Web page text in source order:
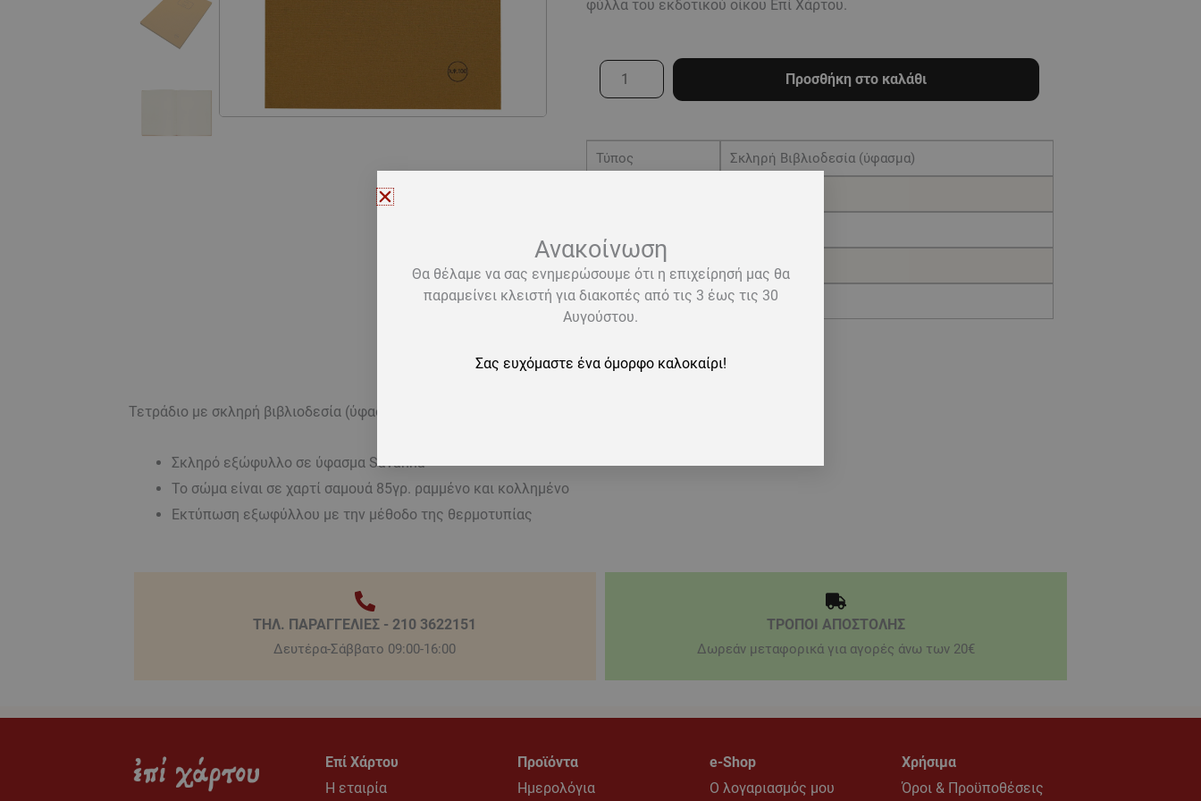
φύλλα του εκδοτικού οίκου Επί Χάρτου.
με
Φύλλων
(20,5x27)
Μουσταρδί
με
φύλλα
Προσθήκη στο καλάθι
Τύπος Σκληρή Βιβλιοδεσία (ύφασμα)
Γραμμογράφηση Λευκά Φύλλα
Αριθμός Φύλλων 100
Τετράδιο με σκληρή βιβλιοδεσία (ύφασμα) 100 λευκών φύλλων με την ποιότητα Επί Χάρτου.
Σκληρό εξώφυλλο σε ύφασμα Savanna
Το σώμα είναι σε χαρτί σαμουά 85γρ. ραμμένο και κολλημένο
Εκτύπωση εξωφύλλου με την μέθοδο της θερμοτυπίας
ΤΗΛ. ΠΑΡΑΓΓΕΛΙΕΣ - 210 3622151
Δευτέρα-Σάββατο 09:00-16:00
ΤΡΟΠΟΙ ΑΠΟΣΤΟΛΗΣ
Δωρεάν μεταφορικά για αγορές άνω των 20€
Επί Χάρτου
Η εταιρία
Προϊόντα
Ημερολόγια
e-Shop
Ο λογαριασμός μου
Χρήσιμα
Όροι & Προϋποθέσεις
Ανακοίνωση
Θα θέλαμε να σας ενημερώσουμε ότι η επιχείρησή μας θα
παραμείνει κλειστή για διακοπές από τις 3 έως τις 30
Αυγούστου.
Σας ευχόμαστε ένα όμορφο καλοκαίρι!